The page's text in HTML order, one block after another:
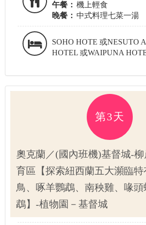
午餐： 機上輕食
晚餐： 中式料理七菜一湯
SOHO HOTE 或NESUTO
HOTEL 或WAIPUNA
第3天
奧克蘭／(國內班機)基督城-
育區【探索紐西蘭五大瀕臨
鳥、啄羊鸚鵡、南秧雞、喙
鵡】-植物園－基督城